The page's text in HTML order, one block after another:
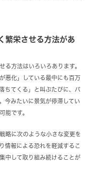
繁栄させる方法があ
る方法はいろいろあります。
悪化」している最中にも百万
ちてくる」と叫ぶたびに、パ
今みたいに景気が停滞してい
能です。
略に次のような小さな変更を
情報による恐れを軽減するこ
中して取り組み続けることが